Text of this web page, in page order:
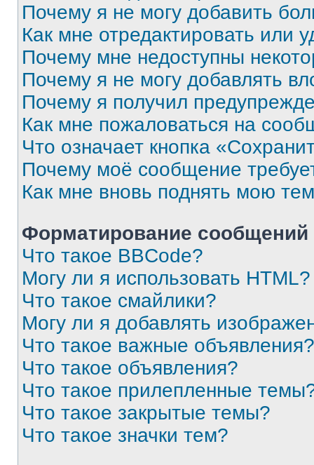
Почему я не могу добавить
Как мне отредактировать или
Почему мне недоступны
Почему я не могу добавлять
Почему я получил
Как мне пожаловаться на
Что означает кнопка
Почему моё сообщение
Как мне вновь поднять мою
Форматирование
Что такое BBCode?
Могу ли я использовать HTML?
Что такое смайлики?
Могу ли я добавлять
Что такое важные объявления?
Что такое объявления?
Что такое прилепленные
Что такое закрытые темы?
Что такое значки тем?